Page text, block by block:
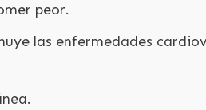
peor.
las enfermedades